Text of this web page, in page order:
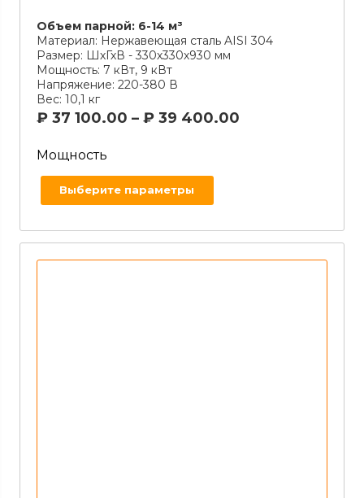
Объем парной: 6-14 м³
Материал: Нержавеющая сталь AISI 304
Размер: ШхГхВ - 330х330х930 мм
Мощность: 7 кВт, 9 кВт
Напряжение: 220-380 В
Вес: 10,1 кг
₽ 37 100.00 – ₽ 39 400.00
Мощность
Выберите параметры